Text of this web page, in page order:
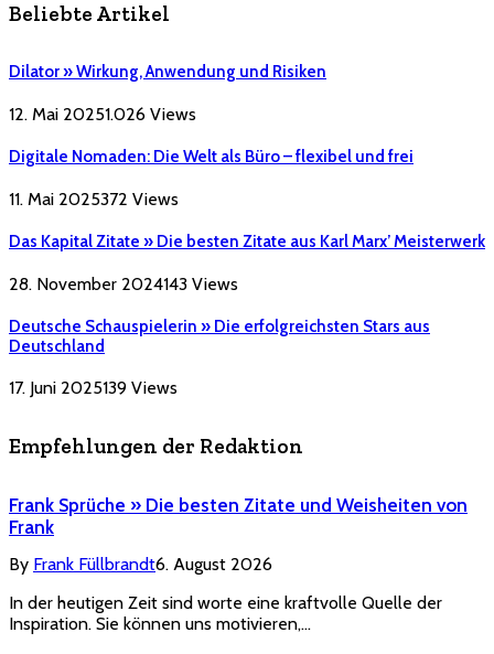
Beliebte Artikel
Dilator » Wirkung, Anwendung und Risiken
12. Mai 20251.026 Views
Digitale Nomaden: Die Welt als Büro – flexibel und frei
11. Mai 2025372 Views
Das Kapital Zitate » Die besten Zitate aus Karl Marx’ Meisterwerk
28. November 2024143 Views
Deutsche Schauspielerin » Die erfolgreichsten Stars aus
Deutschland
17. Juni 2025139 Views
Empfehlungen der Redaktion
Frank Sprüche » Die besten Zitate und Weisheiten von
Frank
By Frank Füllbrandt6. August 2026
In der heutigen Zeit sind worte eine kraftvolle Quelle der
Inspiration. Sie können uns motivieren,…